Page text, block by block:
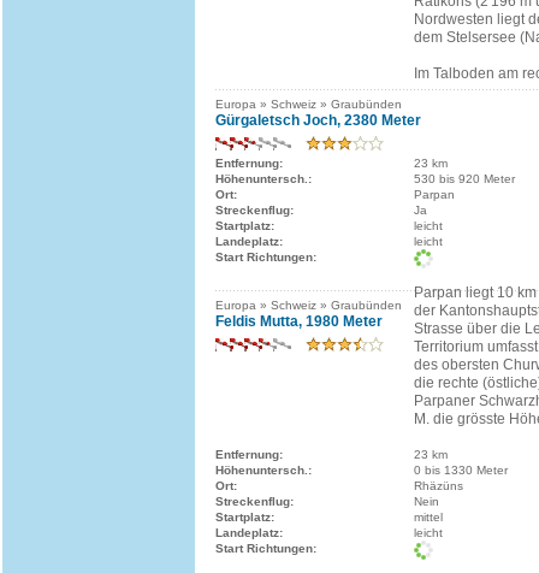
Nordwesten liegt
dem Stelsersee
Im Talboden am
Europa » Schweiz » Graubünden
Gürgaletsch Joch, 2380 Meter
Entfernung:
23 km
Höhenuntersch.:
530 bis 920 Meter
Ort:
Parpan
Streckenflug:
Ja
Startplatz:
leicht
Landeplatz:
leicht
Start Richtungen:
Parpan liegt 10
der
Strasse über die
Territorium
des obersten
die rechte
Parpaner
M. die grösste
Europa » Schweiz » Graubünden
Feldis Mutta, 1980 Meter
Entfernung:
23 km
Höhenuntersch.:
0 bis 1330 Meter
Ort:
Rhäzüns
Streckenflug:
Nein
Startplatz:
mittel
Landeplatz:
leicht
Start Richtungen: